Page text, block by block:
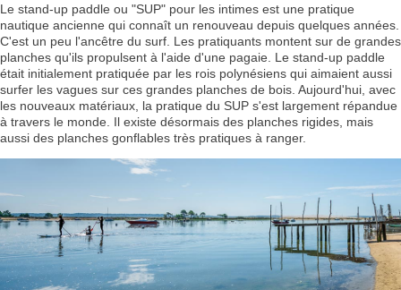
Le stand-up paddle ou "SUP" pour les intimes est une pratique
nautique ancienne qui connaît un renouveau depuis quelques années.
C'est un peu l'ancêtre du surf. Les pratiquants montent sur de grandes
planches qu'ils propulsent à l'aide d'une pagaie. Le stand-up paddle
était initialement pratiquée par les rois polynésiens qui aimaient aussi
surfer les vagues sur ces grandes planches de bois. Aujourd'hui, avec
les nouveaux matériaux, la pratique du SUP s'est largement répandue
à travers le monde. Il existe désormais des planches rigides, mais
aussi des planches gonflables très pratiques à ranger.